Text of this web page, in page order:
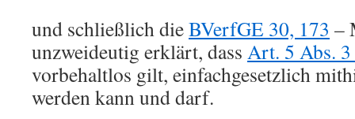
und schließlich dieBVerfGE 30, 173 –
unzweideutig erklärt, dass Art. 5 Abs. 3
vorbehaltlos gilt, einfachgesetzlich
werden kann und darf.